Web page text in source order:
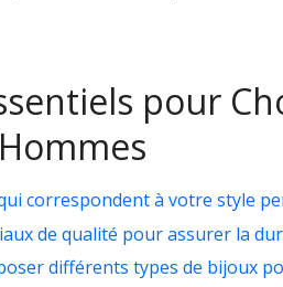
pour
correspondent à votre style
de qualité pour assurer la
différents types de bijoux